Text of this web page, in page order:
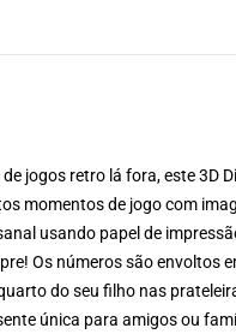
jogos retro lá fora, este 3D
momentos de jogo com
usando papel de
Os números são envoltos
do seu filho nas
única para amigos ou